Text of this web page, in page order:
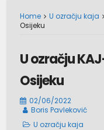
Home U ozračju kaja
Osijeku
U ozračju
Osijeku
02/06/2022
Boris Pavleković
U ozračju kaja